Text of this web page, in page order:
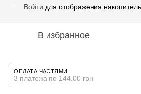
Войти для отображения
В избранное
ОПЛАТА ЧАСТЯМИ
3 платежа по 144.00 грн